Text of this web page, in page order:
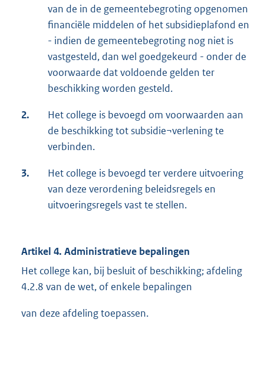
van de in de gemeentebegroting opgenomen
financiële middelen of het subsidieplafond en
- indien de gemeentebegroting nog niet is
vastgesteld, dan wel goedgekeurd - onder de
voorwaarde dat voldoende gelden ter
beschikking worden gesteld.
2.
Het college is bevoegd om voorwaarden aan
de beschikking tot subsidie¬verlening te
verbinden.
3.
Het college is bevoegd ter verdere uitvoering
van deze verordening beleidsregels en
uitvoeringsregels vast te stellen.
Artikel 4. Administratieve bepalingen
Het college kan, bij besluit of beschikking; afdeling
4.2.8 van de wet, of enkele bepalingen
van deze afdeling toepassen.